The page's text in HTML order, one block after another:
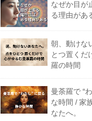
なぜか目が
る理由があ
朝、動けな
とつ置くだ
羅の時間
曼荼羅で “
な時間 / 家
なたへ。